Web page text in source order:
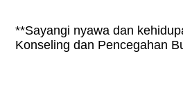
**Sayangi nyawa dan
Konseling dan Pencegahan